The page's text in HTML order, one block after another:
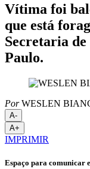
Vítima foi
que está
Secretaria de
Paulo.
PorWESLEN
A-
A+
IMPRIMIR
Espaço para comunicar